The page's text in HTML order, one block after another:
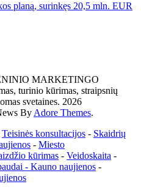
planą, surinkęs 20,5 mln. EUR
MARKETINGO
turinio kūrimas, straipsnių
svetaines. 2026
By Adore Themes.
Teisinės konsultacijos - Skaidrių
- Miesto
kūrimas - Veidoskaita -
- Kauno naujienos -